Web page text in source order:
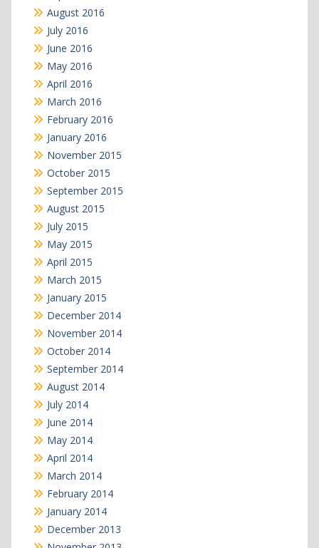
August 2016
July 2016
June 2016
May 2016
April 2016
March 2016
February 2016
January 2016
November 2015
October 2015
September 2015
August 2015
July 2015
May 2015
April 2015
March 2015
January 2015
December 2014
November 2014
October 2014
September 2014
August 2014
July 2014
June 2014
May 2014
April 2014
March 2014
February 2014
January 2014
December 2013